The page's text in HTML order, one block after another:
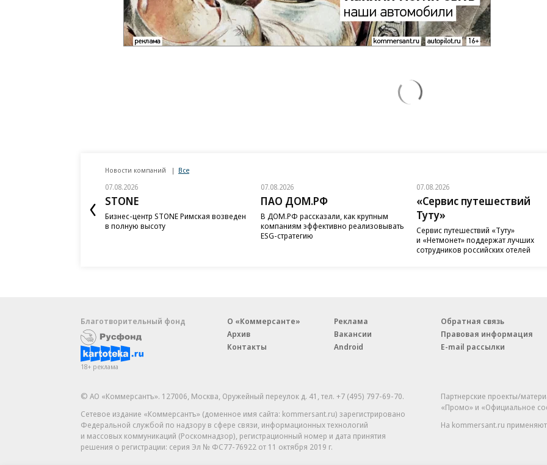
Новости компаний Все
07.08.2026
STONE
Бизнес-центр STONE Римская возведен
в полную высоту
07.08.2026
ПАО ДОМ.РФ
В ДОМ.РФ рассказали, как крупным
компаниям эффективно реализовывать
ESG-стратегию
07.08.2026
«Сервис путешествий
Туту»
Сервис путешествий «Туту»
и «Нетмонет» поддержат лучших
сотрудников российских отелей
Благотворительный фонд
18+ реклама
О «Коммерсанте»
Архив
Контакты
Реклама
Вакансии
Android
Обратная связь
Правовая информация
E-mail рассылки
© АО «Коммерсантъ». 127006, Москва, Оружейный переулок д. 41,тел. +7 (495) 797-69-70.
Сетевое издание «Коммерсантъ» (доменное имя сайта: kommersant.ru) зарегистрировано
Федеральной службой по надзору в сфере связи, информационных технологий
и массовых коммуникаций (Роскомнадзор), регистрационный номер и дата принятия
решения о регистрации: серия Эл № ФС77-76922 от 11 октября 2019 г.
Партнерские проекты/
«Промо» и «Официальное
На kommersant.ru